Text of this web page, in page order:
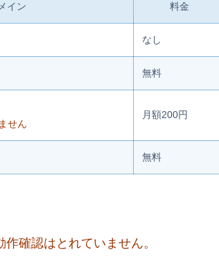
イン 料金
なし
無料
せん
月額200円
無料
確認はとれていません。